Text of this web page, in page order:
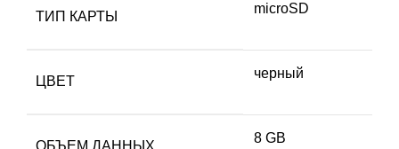
ТИП КАРТЫ
microSD
ЦВЕТ
черный
8 GB